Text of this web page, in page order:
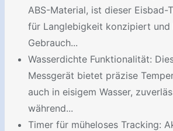
ABS-Material, ist dieser Eisbad-
für Langlebigkeit konzipiert und
Gebrauch...
Wasserdichte Funktionalität:
Messgerät bietet präzise
auch in eisigem Wasser,
während...
Timer für müheloses Tracking: